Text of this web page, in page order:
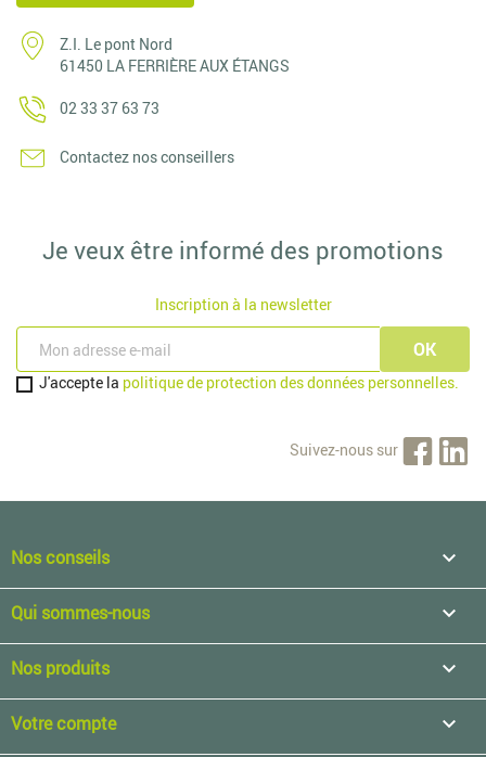
Z.I. Le pont Nord
61450 LA FERRIÈRE AUX ÉTANGS
02 33 37 63 73
Contactez nos conseillers
Je veux être informé des promotions
Inscription à la newsletter
J'accepte la politique de protection des données personnelles.
Suivez-nous sur
Nos conseils 
Qui sommes-nous 
Nos produits 
Votre compte 